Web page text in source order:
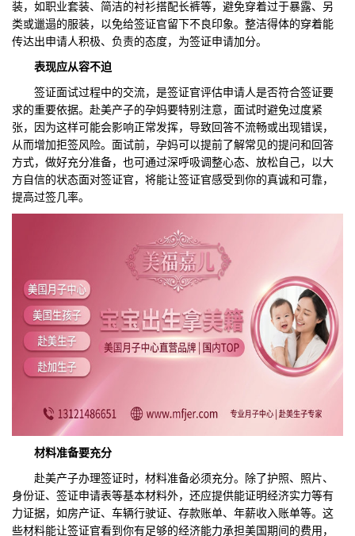
装，如职业套装、简洁的衬衫搭配长裤等，避免穿着过于暴露、另
类或邋遢的服装，以免给签证官留下不良印象。整洁得体的穿着能
传达出申请人积极、负责的态度，为签证申请加分。
表现应从容不迫
签证面试过程中的交流，是签证官评估申请人是否符合签证要
求的重要依据。赴美产子的孕妈要特别注意，面试时避免过度紧
张，因为这样可能会影响正常发挥，导致回答不流畅或出现错误，
从而增加拒签风险。面试前，孕妈可以提前了解常见的提问和回答
方式，做好充分准备，也可通过深呼吸调整心态、放松自己，以大
方自信的状态面对签证官，将能让签证官感受到你的真诚和可靠，
提高过签几率。
材料准备要充分
赴美产子办理签证时，材料准备必须充分。除了护照、照片、
身份证、签证申请表等基本材料外，还应提供能证明经济实力等有
力证据，如房产证、车辆行驶证、存款账单、年薪收入账单等。这
些材料能让签证官看到你有足够的经济能力承担美国期间的费用，